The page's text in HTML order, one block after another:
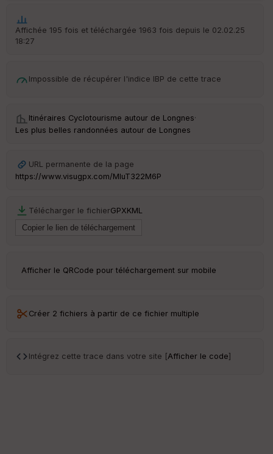
an
Affichée 195 fois et téléchargée 1963 fois depuis le 02.02.25
18:27
Impossible de récupérer l'indice IBP de cette trace
Itinéraires Cyclotourisme autour de Longnes·
Les plus belles randonnées autour de Longnes
URL permanente de la page
https://www.visugpx.com/MluT322M6P
Télécharger le fichierGPXKML
Afficher le QRCode pour téléchargement sur mobile
Créer 2 fichiers à partir de ce fichier multiple
Intégrez cette trace dans votre site [Afficher le code]